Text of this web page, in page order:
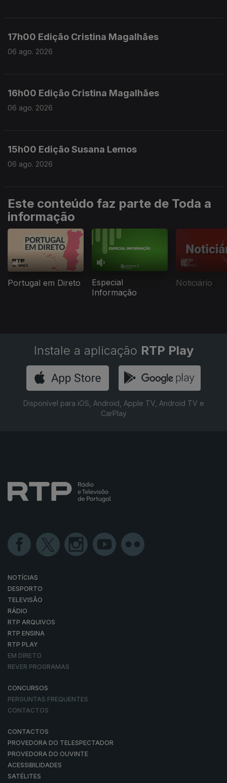
17h00 Edição Cristina Magalhães
06 ago. 2026
16h00 Edição Cristina Magalhães
06 ago. 2026
15h00 Edição Susana Lemos
06 ago. 2026
Este conteúdo faz parte de Toda a
informação
Portugal em Direto
Especial
Informação
Noticiário
Instale a aplicação RTP Play
Disponível para iOS, Android, Apple TV, Android TV e
CarPlay
NOTÍCIAS
DESPORTO
TELEVISÃO
RÁDIO
RTP ARQUIVOS
RTP ENSINA
RTP PLAY
EM DIRETO
REVER PROGRAMAS
CONCURSOS
PERGUNTAS FREQUENTES
CONTACTOS
CONTACTOS
PROVEDORA DO TELESPECTADOR
PROVEDORA DO OUVINTE
ACESSIBILIDADES
SATÉLITES